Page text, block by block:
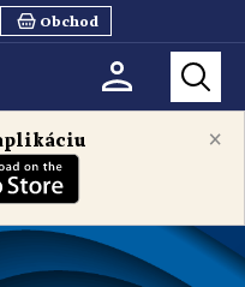
Obchod
×